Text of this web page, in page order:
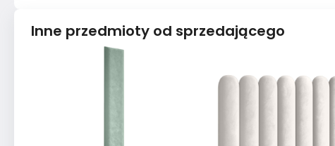
Inne przedmioty od sprzedającego